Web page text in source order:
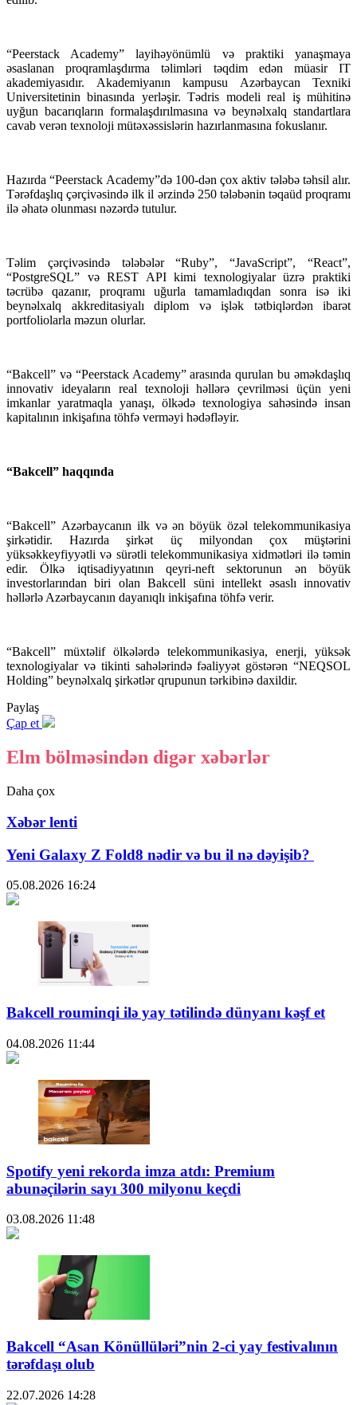
“Peerstack Academy” layihəyönümlü və praktiki yanaşmaya
əsaslanan proqramlaşdırma təlimləri təqdim edən müasir IT
akademiyasıdır. Akademiyanın kampusu Azərbaycan Texniki
Universitetinin binasında yerləşir. Tədris modeli real iş mühitinə
uyğun bacarıqların formalaşdırılmasına və beynəlxalq standartlara
cavab verən texnoloji mütəxəssislərin hazırlanmasına fokuslanır.
Hazırda “Peerstack Academy”də 100-dən çox aktiv tələbə təhsil alır.
Tərəfdaşlıq çərçivəsində ilk il ərzində 250 tələbənin təqaüd proqramı
ilə əhatə olunması nəzərdə tutulur.
Təlim çərçivəsində tələbələr “Ruby”, “JavaScript”, “React”,
“PostgreSQL” və REST API kimi texnologiyalar üzrə praktiki
təcrübə qazanır, proqramı uğurla tamamladıqdan sonra isə iki
beynəlxalq akkreditasiyalı diplom və işlək tətbiqlərdən ibarət
portfoliolarla məzun olurlar.
“Bakcell” və “Peerstack Academy” arasında qurulan bu əməkdaşlıq
innovativ ideyaların real texnoloji həllərə çevrilməsi üçün yeni
imkanlar yaratmaqla yanaşı, ölkədə texnologiya sahəsində insan
kapitalının inkişafına töhfə verməyi hədəfləyir.
“Bakcell” haqqında
“Bakcell” Azərbaycanın ilk və ən böyük özəl telekommunikasiya
şirkətidir. Hazırda şirkət üç milyondan çox müştərini
yüksəkkeyfiyyətli və sürətli telekommunikasiya xidmətləri ilə təmin
edir. Ölkə iqtisadiyyatının qeyri-neft sektorunun ən böyük
investorlarından biri olan Bakcell süni intellekt əsaslı innovativ
həllərlə Azərbaycanın dayanıqlı inkişafına töhfə verir.
“Bakcell” müxtəlif ölkələrdə telekommunikasiya, enerji, yüksək
texnologiyalar və tikinti sahələrində fəaliyyət göstərən “NEQSOL
Holding” beynəlxalq şirkətlər qrupunun tərkibinə daxildir.
Paylaş
Çap et
Elm bölməsindən digər xəbərlər
Daha çox
Xəbər lenti
Yeni Galaxy Z Fold8 nədir və bu il nə dəyişib?
05.08.2026 16:24
Bakcell rouminqi ilə yay tətilində dünyanı kəşf et
04.08.2026 11:44
Spotify yeni rekorda imza atdı: Premium
abunəçilərin sayı 300 milyonu keçdi
03.08.2026 11:48
Bakcell “Asan Könüllüləri”nin 2-ci yay festivalının
tərəfdaşı olub
22.07.2026 14:28